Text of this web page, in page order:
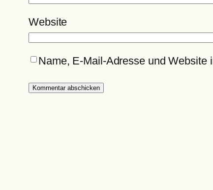
Website
Name, E-Mail-Adresse und Website